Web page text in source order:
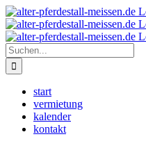
Zum
Inhalt
springen
Instagram
Suche
nach:
start
vermietung
kalender
kontakt